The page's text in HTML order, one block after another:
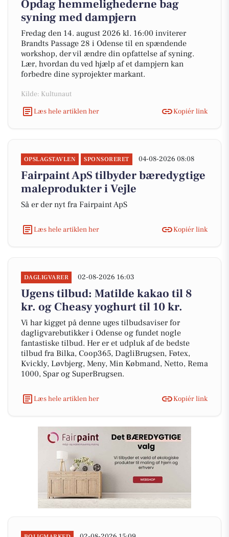
Opdag hemmelighederne bag
syning med dampjern
Fredag den 14. august 2026 kl. 16:00 inviterer
Brandts Passage 28 i Odense til en spændende
workshop, der vil ændre din opfattelse af syning.
Lær, hvordan du ved hjælp af et dampjern kan
forbedre dine syprojekter markant.
Kilde: Kultunaut
Læs hele artiklen her
Kopiér link
OPSLAGSTAVLEN SPONSORERET 04-08-2026 08:08
Fairpaint ApS tilbyder bæredygtige
maleprodukter i Vejle
Så er der nyt fra Fairpaint ApS
Læs hele artiklen her Kopiér link
DAGLIGVARER 02-08-2026 16:03
Ugens tilbud: Matilde kakao til 8
kr. og Cheasy yoghurt til 10 kr.
Vi har kigget på denne uges tilbudsaviser for
dagligvarebutikker i Odense og fundet nogle
fantastiske tilbud. Her er et udpluk af de bedste
tilbud fra Bilka, Coop365, DagliBrugsen, Føtex,
Kvickly, Løvbjerg, Meny, Min Købmand, Netto, Rema
1000, Spar og SuperBrugsen.
Læs hele artiklen her Kopiér link